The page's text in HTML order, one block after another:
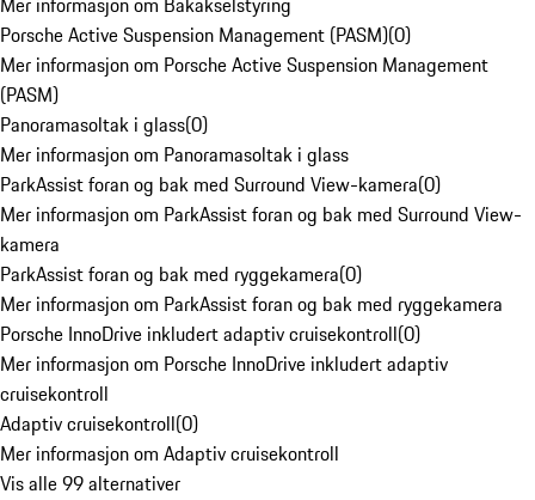
Porsche Active Suspension Management (PASM)(0)
Mer informasjon om Porsche Active Suspension Management
(PASM)
Panoramasoltak i glass(0)
Mer informasjon om Panoramasoltak i glass
ParkAssist foran og bak med Surround View-kamera(0)
Mer informasjon om ParkAssist foran og bak med Surround View-
kamera
ParkAssist foran og bak med ryggekamera(0)
Mer informasjon om ParkAssist foran og bak med ryggekamera
Porsche InnoDrive inkludert adaptiv cruisekontroll(0)
Mer informasjon om Porsche InnoDrive inkludert adaptiv
cruisekontroll
Adaptiv cruisekontroll(0)
Mer informasjon om Adaptiv cruisekontroll
Vis alle 99 alternativer